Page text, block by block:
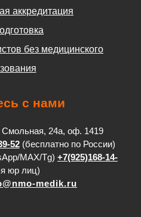
аккредитация
без медицинского
с нами
Смольная, 24а, оф. 1419
52(бесплатно по России)
MAX/Tg) +7(925)168-14-
юр лиц)
medik.ru